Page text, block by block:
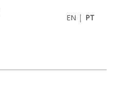
EN | PT